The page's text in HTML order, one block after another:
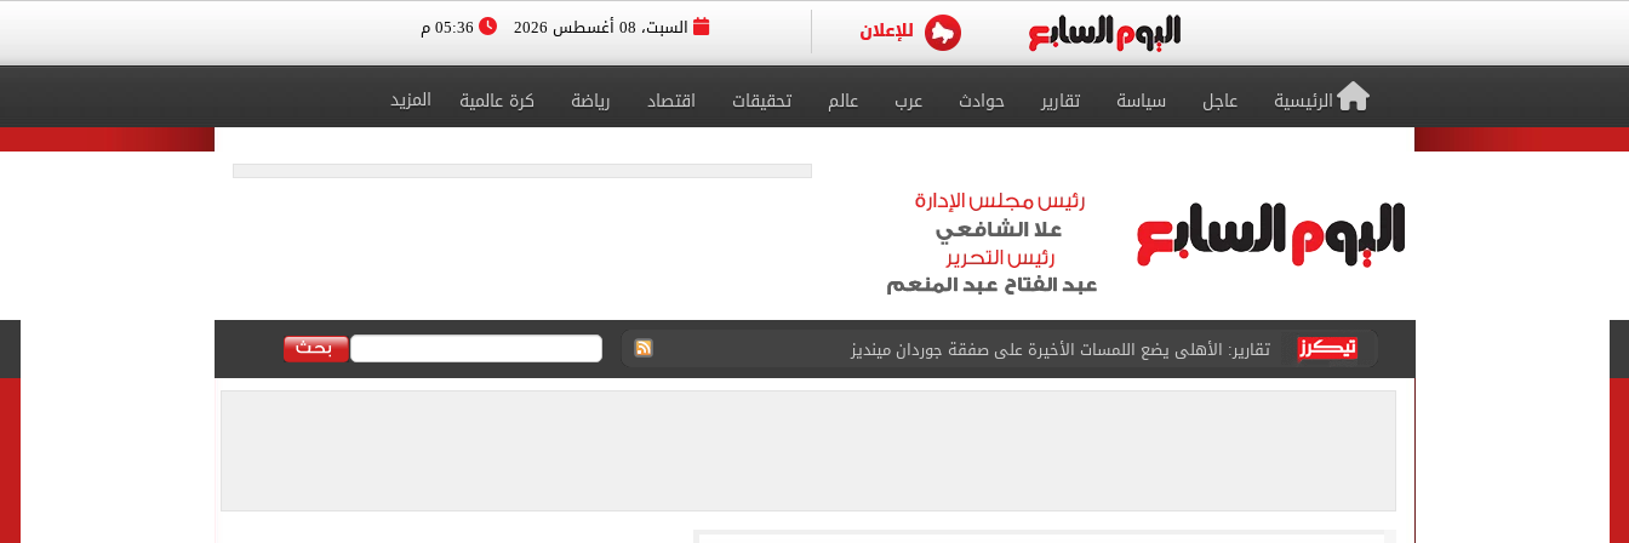
السبت، 08 أغسطس 2026
الرئيسية عاجل سياسة تقارير حوادث عرب عالم تحقيقات اقتصاد رياضة كرة عالمية المزيد
الأهلي يرفض مطالب أحمد عبد القادر بالحصول على 40 مليون جنيه سنوياً
حقيقة خلاف معتمد جمال وعبد الناصر محمد فى الزمالك بسبب المباريات الودية
حمزة عبد الكريم ينتظر يومًا استثنائيًا بعد استمراره مع فريق برشلونة الأول